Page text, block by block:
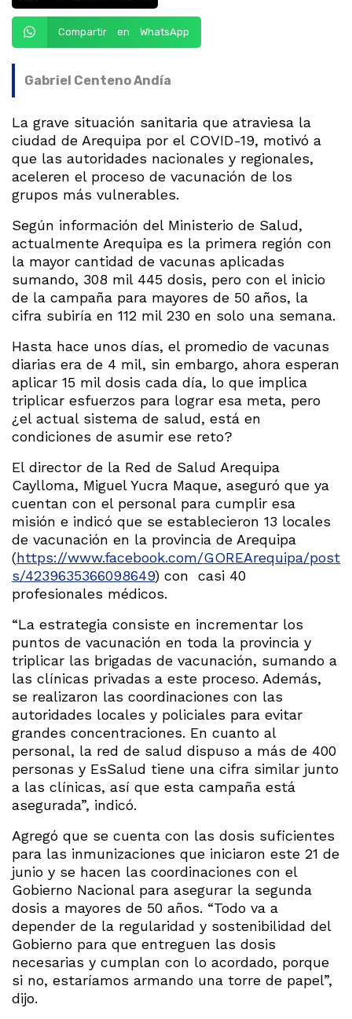
Compartir en WhatsApp
Gabriel Centeno Andía
La grave situación sanitaria que atraviesa la
ciudad de Arequipa por el COVID-19, motivó a
que las autoridades nacionales y regionales,
aceleren el proceso de vacunación de los
grupos más vulnerables.
Según información del Ministerio de Salud,
actualmente Arequipa es la primera región con
la mayor cantidad de vacunas aplicadas
sumando, 308 mil 445 dosis, pero con el inicio
de la campaña para mayores de 50 años, la
cifra subiría en 112 mil 230 en solo una semana.
Hasta hace unos días, el promedio de vacunas
diarias era de 4 mil, sin embargo, ahora esperan
aplicar 15 mil dosis cada día, lo que implica
triplicar esfuerzos para lograr esa meta, pero
¿el actual sistema de salud, está en
condiciones de asumir ese reto?
El director de la Red de Salud Arequipa
Caylloma, Miguel Yucra Maque, aseguró que ya
cuentan con el personal para cumplir esa
misión e indicó que se establecieron 13 locales
de vacunación en la provincia de Arequipa
(https://www.facebook.com/GOREArequipa/post
s/4239635366098649) con casi 40
profesionales médicos.
“La estrategia consiste en incrementar los
puntos de vacunación en toda la provincia y
triplicar las brigadas de vacunación, sumando a
las clínicas privadas a este proceso. Además,
se realizaron las coordinaciones con las
autoridades locales y policiales para evitar
grandes concentraciones. En cuanto al
personal, la red de salud dispuso a más de 400
personas y EsSalud tiene una cifra similar junto
a las clínicas, así que esta campaña está
asegurada”, indicó.
Agregó que se cuenta con las dosis suficientes
para las inmunizaciones que iniciaron este 21 de
junio y se hacen las coordinaciones con el
Gobierno Nacional para asegurar la segunda
dosis a mayores de 50 años. “Todo va a
depender de la regularidad y sostenibilidad del
Gobierno para que entreguen las dosis
necesarias y cumplan con lo acordado, porque
si no, estaríamos armando una torre de papel”,
dijo.